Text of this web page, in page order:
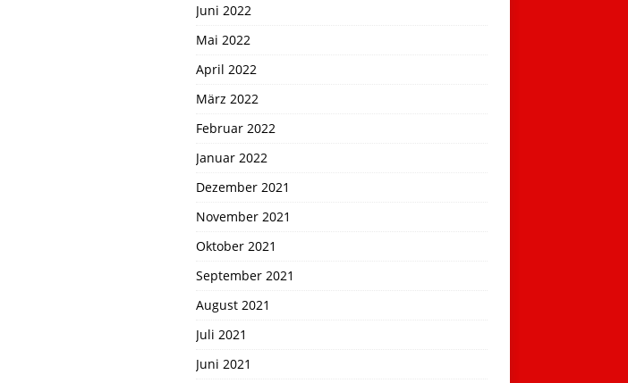
Juni 2022
Mai 2022
April 2022
März 2022
Februar 2022
Januar 2022
Dezember 2021
November 2021
Oktober 2021
September 2021
August 2021
Juli 2021
Juni 2021